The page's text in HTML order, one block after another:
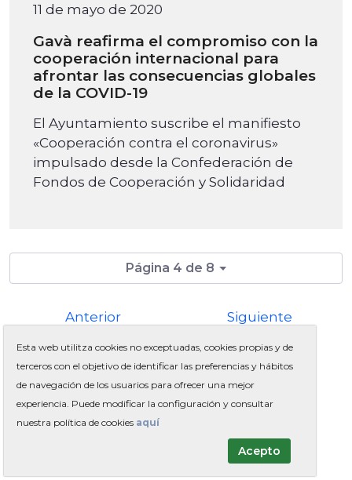
11 de mayo de 2020
Gavà reafirma el compromiso con la
cooperación internacional para
afrontar las consecuencias globales
de la COVID-19
El Ayuntamiento suscribe el manifiesto
«Cooperación contra el coronavirus»
impulsado desde la Confederación de
Fondos de Cooperación y Solidaridad
Página 4 de 8
Anterior Siguiente
Enviar por email Versión impresa
Esta web utilitza cookies no exceptuadas, cookies propias y de
terceros con el objetivo de identificar las preferencias y hábitos
de navegación de los usuarios para ofrecer una mejor
experiencia. Puede modificar la configuración y consultar
nuestra política de cookies aquí
Acepto